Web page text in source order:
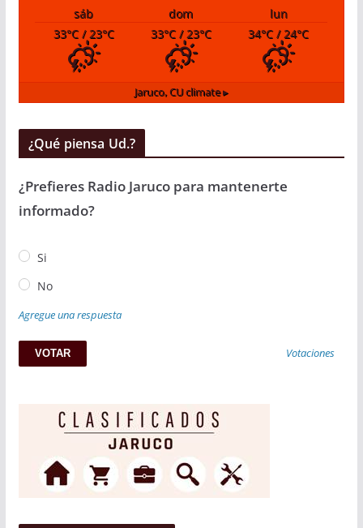
sáb dom
lun
33°C/ 23°C 33°C/ 23°C 34°C/ 24°C
Jaruco, CUclimate ▸
¿Qué piensa Ud.?
¿Prefieres Radio Jaruco para mantenerte
informado?
Si
No
Agregue una respuesta
Votaciones